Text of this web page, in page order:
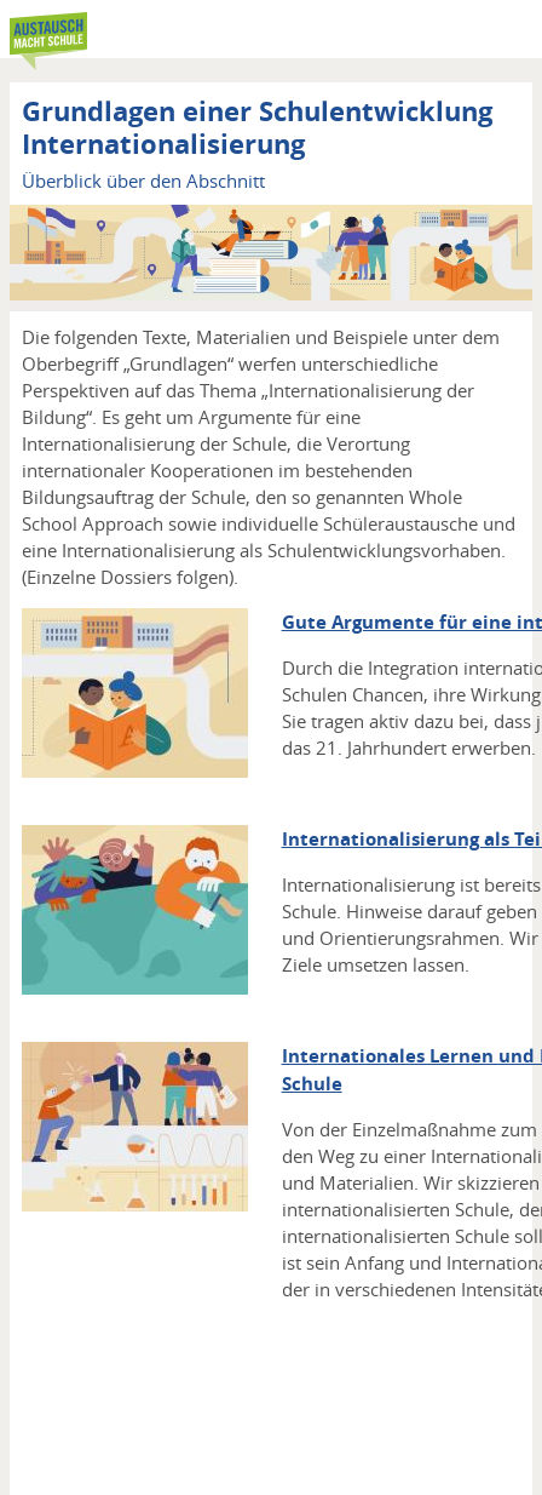
Direkt
zum
Inhalt
Grundlagen einer Schulentwicklung
Internationalisierung
Überblick über den Abschnitt
Die folgenden Texte, Materialien und Beispiele unter dem
Oberbegriff „Grundlagen“ werfen unterschiedliche
Perspektiven auf das Thema „Internationalisierung der
Bildung“. Es geht um Argumente für eine
Internationalisierung der Schule, die Verortung
internationaler Kooperationen im bestehenden
Bildungsauftrag der Schule, den so genannten Whole
School Approach sowie individuelle Schüleraustausche und
eine Internationalisierung als Schulentwicklungsvorhaben.
(Einzelne Dossiers folgen).
Gute Argumente für eine
Durch die Integration
Schulen Chancen, ihre
Sie tragen aktiv dazu bei,
das 21. Jahrhundert erwerben.
Internationalisierung als
Internationalisierung ist
Schule. Hinweise darauf
und Orientierungsrahmen.
Ziele umsetzen lassen.
Internationales Lernen und
Schule
Von der Einzelmaßnahme
den Weg zu einer
und Materialien. Wir
internationalisierten Schule,
internationalisierten Schule
ist sein Anfang und
der in verschiedenen